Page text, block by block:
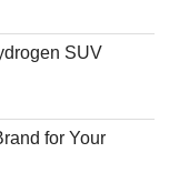
SUV
for Your